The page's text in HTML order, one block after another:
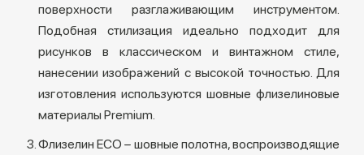
поверхности разглаживающим инструментом.
Подобная стилизация идеально подходит для
рисунков в классическом и винтажном стиле,
нанесении изображений с высокой точностью. Для
изготовления используются шовные флизелиновые
материалы Premium.
Флизелин ECO – шовные полотна, воспроизводящие